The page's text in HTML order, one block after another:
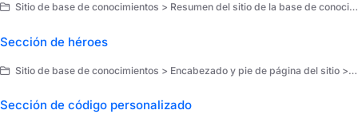
Sitio de base de conocimientos > Resumen del sitio de la base de conocimiento
Sección de héroes
Sitio de base de conocimientos > Encabezado y pie de página del sitio > Site pages > Página principal
Sección de código personalizado